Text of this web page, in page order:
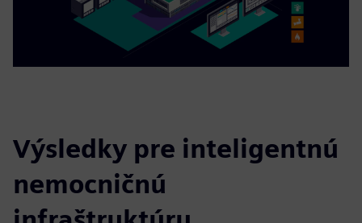
Výsledky pre inteligentnú
nemocničnú